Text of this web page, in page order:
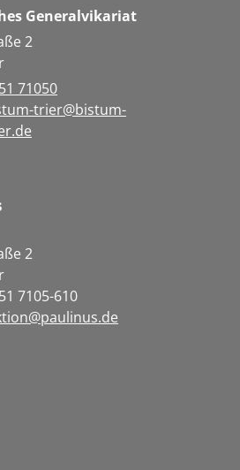
Generalvikariat
2
71050
trier@bistum-
2
7105-610